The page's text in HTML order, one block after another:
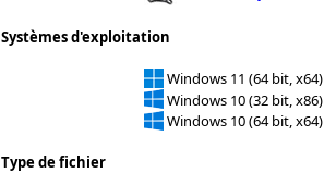
Systèmes d'exploitation
Windows 11 (64 bit, x64)
Windows 10 (32 bit, x86)
Windows 10 (64 bit, x64)
Type de fichier